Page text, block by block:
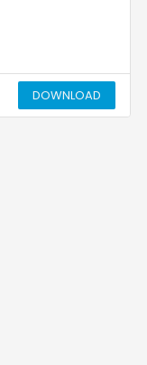
DOWNLOAD